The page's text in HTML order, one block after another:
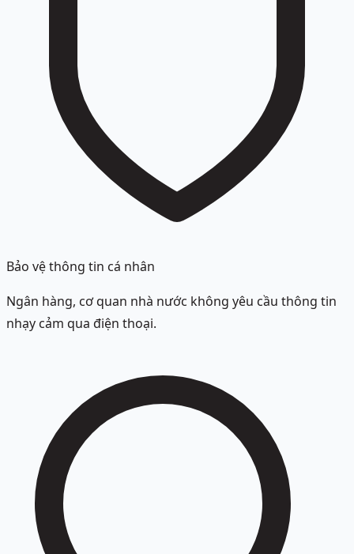
Bảo vệ thông tin cá nhân
Ngân hàng, cơ quan nhà nước không yêu cầu thông tin
nhạy cảm qua điện thoại.